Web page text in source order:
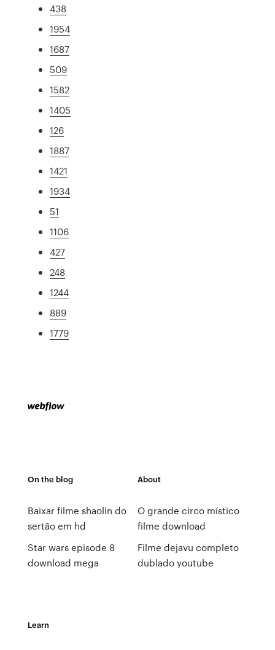
438
1954
1687
509
1582
1405
126
1887
1421
1934
51
1106
427
248
1244
889
1779
On the blog
Baixar filme shaolin do
sertão em hd
Star wars episode 8
download mega
About
O grande circo místico
filme download
Filme dejavu completo
dublado youtube
Learn